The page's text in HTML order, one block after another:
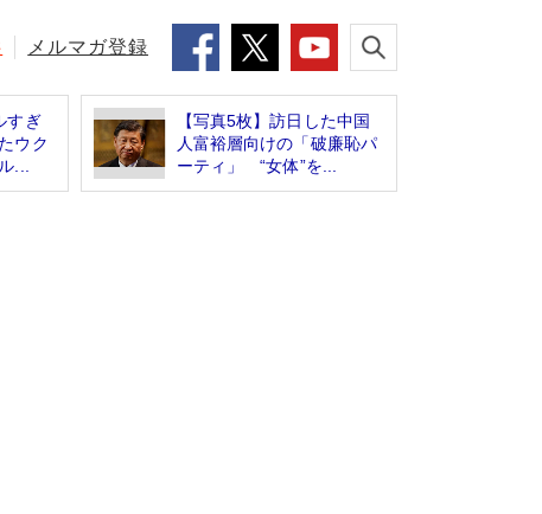
メルマガ登録
すぎ
ウク
...
【写真5枚】訪日した中国
人富裕層向けの「破廉恥パ
ーティ」 “女体”を...